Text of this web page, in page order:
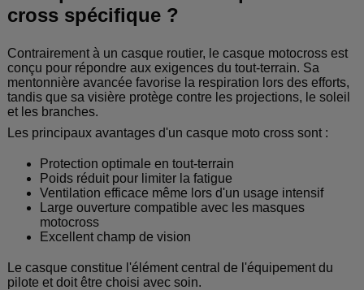
cross spécifique ?
Contrairement à un casque routier, le casque motocross est
conçu pour répondre aux exigences du tout-terrain. Sa
mentonnière avancée favorise la respiration lors des efforts,
tandis que sa visière protège contre les projections, le soleil
et les branches.
Les principaux avantages d'un casque moto cross sont :
Protection optimale en tout-terrain
Poids réduit pour limiter la fatigue
Ventilation efficace même lors d'un usage intensif
Large ouverture compatible avec les masques
motocross
Excellent champ de vision
Le casque constitue l'élément central de l'équipement du
pilote et doit être choisi avec soin.